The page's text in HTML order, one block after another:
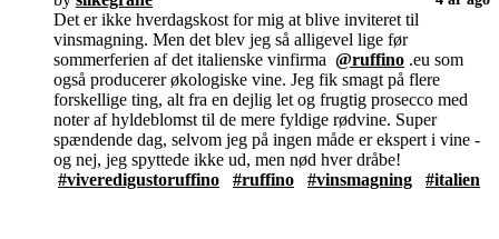
Det er ikke hverdagskost for mig at blive inviteret til
vinsmagning. Men det blev jeg så alligevel lige før
sommerferien af det italienske vinfirma @ruffino .eu som
også producerer økologiske vine. Jeg fik smagt på flere
forskellige ting, alt fra en dejlig let og frugtig prosecco med
noter af hyldeblomst til de mere fyldige rødvine. Super
spændende dag, selvom jeg på ingen måde er ekspert i vine -
og nej, jeg spyttede ikke ud, men nød hver dråbe!
#viveredigustoruffino
#ruffino #vinsmagning #italien